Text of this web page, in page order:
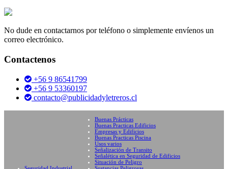
No dude en contactarnos por teléfono o simplemente envíenos un
correo electrónico.
Contactenos
+56 9 86541799
+56 9 53360197
contacto@publicidadyletreros.cl
Buenas Prácticas
Buenas Practicas Edificios
Empresas y Edificios
Buenas Practicas Piscina
Usos varios
Señalización de Transito
Señalética en Seguridad de Edificios
Situación de Peligro